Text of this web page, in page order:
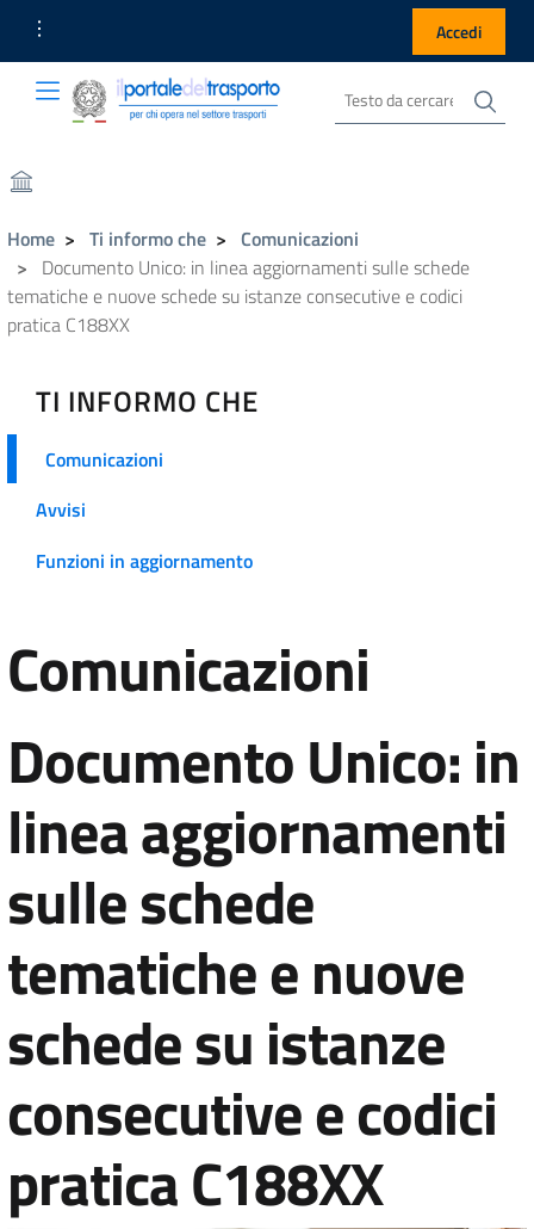
Link Utili Accedi
Portale del Trasporto
Portale del Trasporto Cerca nel sito
Home Ti informo che
Comunicazioni
Documento Unico: in linea aggiornamenti sulle schede
tematiche e nuove schede su istanze consecutive e codici
pratica C188XX
TI INFORMO CHE
Comunicazioni
Avvisi
Funzioni in aggiornamento
Comunicazioni
Documento Unico: in
linea aggiornamenti
sulle schede
tematiche e nuove
schede su istanze
consecutive e codici
pratica C188XX